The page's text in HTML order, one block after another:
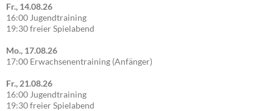
Fr., 14.08.26
16:00 Jugendtraining
19:30 freier Spielabend
Mo., 17.08.26
17:00 Erwachsenentraining (Anfänger)
Fr., 21.08.26
16:00 Jugendtraining
19:30 freier Spielabend